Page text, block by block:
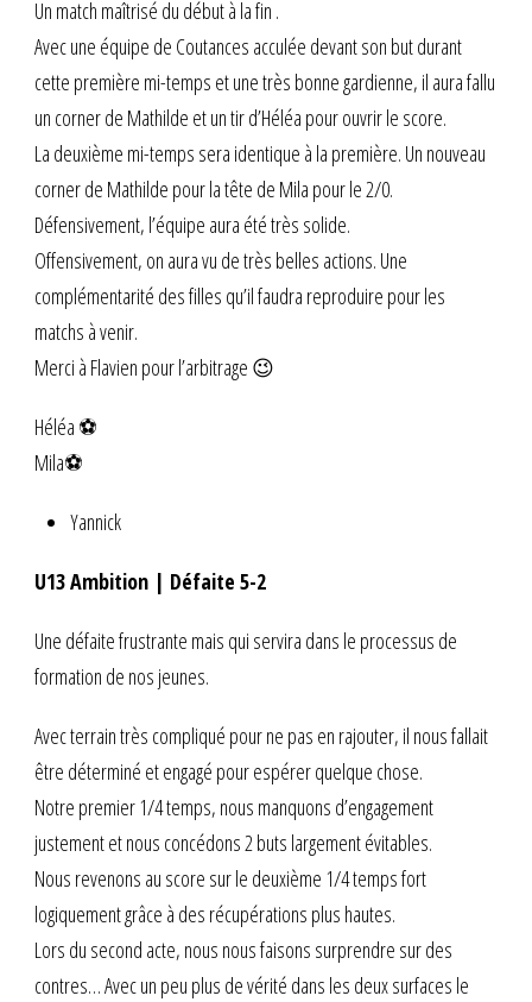
Un match maîtrisé du début à la fin .
Avec une équipe de Coutances acculée devant son but durant
cette première mi-temps et une très bonne gardienne, il aura fallu
un corner de Mathilde et un tir d’Héléa pour ouvrir le score.
La deuxième mi-temps sera identique à la première. Un nouveau
corner de Mathilde pour la tête de Mila pour le 2/0.
Défensivement, l’équipe aura été très solide.
Offensivement, on aura vu de très belles actions. Une
complémentarité des filles qu’il faudra reproduire pour les
matchs à venir.
Merci à Flavien pour l’arbitrage 😉
Héléa ⚽
Mila⚽
Yannick
U13 Ambition | Défaite 5-2
Une défaite frustrante mais qui servira dans le processus de
formation de nos jeunes.
Avec terrain très compliqué pour ne pas en rajouter, il nous fallait
être déterminé et engagé pour espérer quelque chose.
Notre premier 1/4 temps, nous manquons d’engagement
justement et nous concédons 2 buts largement évitables.
Nous revenons au score sur le deuxième 1/4 temps fort
logiquement grâce à des récupérations plus hautes.
Lors du second acte, nous nous faisons surprendre sur des
contres… Avec un peu plus de vérité dans les deux surfaces le